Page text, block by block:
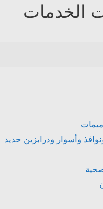
الخدمات
وأسوار ودرابزين حديد